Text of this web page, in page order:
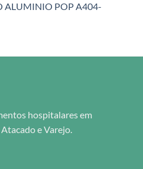
ALUMINIO POP A404-
hospitalares em
Atacado e Varejo.